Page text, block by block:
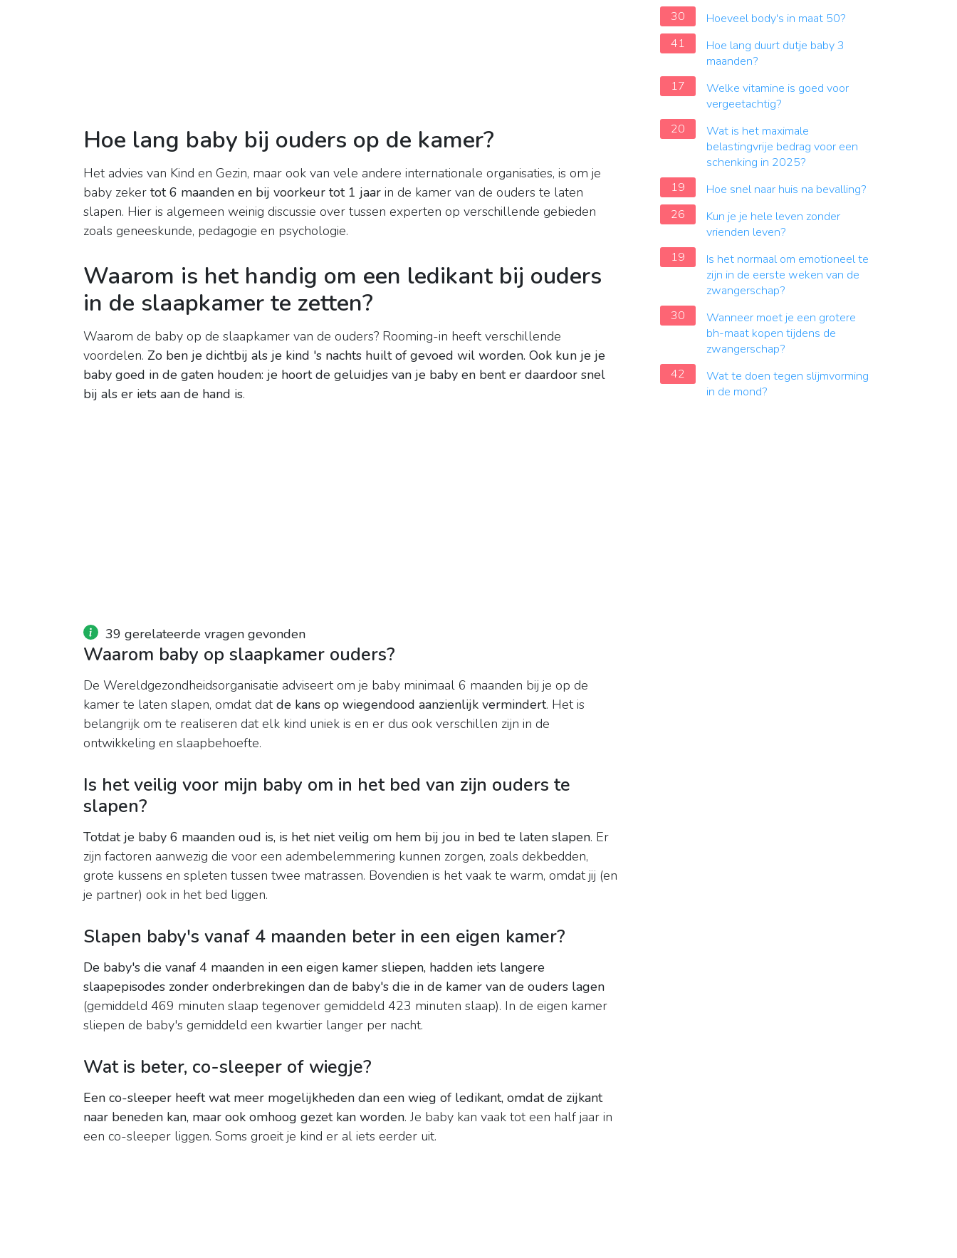
Hoe lang baby bij ouders op de kamer?
Het advies van Kind en Gezin, maar ook van vele andere internationale organisaties, is om je
baby zeker tot 6 maanden en bij voorkeur tot 1 jaar in de kamer van de ouders te laten
slapen. Hier is algemeen weinig discussie over tussen experten op verschillende gebieden
zoals geneeskunde, pedagogie en psychologie.
Waarom is het handig om een ledikant bij ouders
in de slaapkamer te zetten?
Waarom de baby op de slaapkamer van de ouders? Rooming-in heeft verschillende
voordelen. Zo ben je dichtbij als je kind 's nachts huilt of gevoed wil worden. Ook kun je je
baby goed in de gaten houden: je hoort de geluidjes van je baby en bent er daardoor snel
bij als er iets aan de hand is.
39 gerelateerde vragen gevonden
Waarom baby op slaapkamer ouders?
De Wereldgezondheidsorganisatie adviseert om je baby minimaal 6 maanden bij je op de
kamer te laten slapen, omdat datde kans op wiegendood aanzienlijk vermindert. Het is
belangrijk om te realiseren dat elk kind uniek is en er dus ook verschillen zijn in de
ontwikkeling en slaapbehoefte.
Is het veilig voor mijn baby om in het bed van zijn ouders te
slapen?
Totdat je baby 6 maanden oud is, is het niet veilig om hem bij jou in bed te laten slapen. Er
zijn factoren aanwezig die voor een adembelemmering kunnen zorgen, zoals dekbedden,
grote kussens en spleten tussen twee matrassen. Bovendien is het vaak te warm, omdat jij (en
je partner) ook in het bed liggen.
Slapen baby's vanaf 4 maanden beter in een eigen kamer?
De baby's die vanaf 4 maanden in een eigen kamer sliepen, hadden iets langere
slaapepisodes zonder onderbrekingen dan de baby's die in de kamer van de ouders lagen
(gemiddeld 469 minuten slaap tegenover gemiddeld 423 minuten slaap). In de eigen kamer
sliepen de baby's gemiddeld een kwartier langer per nacht.
Wat is beter, co-sleeper of wiegje?
Een co-sleeper heeft wat meer mogelijkheden dan een wieg of ledikant, omdat de zijkant
naar beneden kan, maar ook omhoog gezet kan worden. Je baby kan vaak tot een half jaar in
een co-sleeper liggen. Soms groeit je kind er al iets eerder uit.
30
Hoeveel body's in maat 50?
41
Hoe lang duurt dutje baby 3
maanden?
17
Welke vitamine is goed voor
vergeetachtig?
20
Wat is het maximale
belastingvrije bedrag voor een
schenking in 2025?
19
Hoe snel naar huis na bevalling?
26
Kun je je hele leven zonder
vrienden leven?
19
Is het normaal om emotioneel te
zijn in de eerste weken van de
zwangerschap?
30
Wanneer moet je een grotere
bh-maat kopen tijdens de
zwangerschap?
42
Wat te doen tegen slijmvorming
in de mond?